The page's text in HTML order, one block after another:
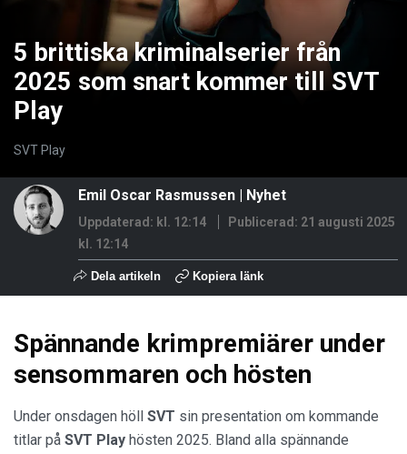
5 brittiska kriminalserier från
2025 som snart kommer till SVT
Play
SVT Play
Emil Oscar Rasmussen Nyhet
Uppdaterad: kl. 12:14 Publicerad: 21 augusti 2025
kl. 12:14
Dela artikeln Kopiera länk
Spännande krimpremiärer under
sensommaren och hösten
Under onsdagen höll SVT sin presentation om kommande
titlar på SVT Play hösten 2025. Bland alla spännande